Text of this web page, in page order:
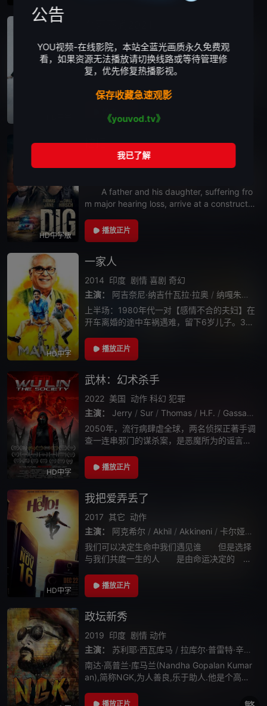
2021 美国 惊悚 恐怖
主演： 梅根·福克斯 / 欧文·马肯 / 卡兰·马尔韦
艾玛（梅根·福克斯饰演）因为不可告人的秘密
一个复仇乱局。丈夫用手铐将艾玛和自己拷在
切，似乎都没有办法逃脱其丈夫死前的算
播放正片
HD中字版
挖掘
美国 惊悚
A father and his daughter, suffering fro
m major hearing loss, arrive at a constructio
播放正片
HD中字
一家人
2014 印度 剧情 喜剧 奇幻
主演：
阿吉奈尼·纳吉什瓦拉·拉奥 / 纳嘎朱纳·阿克肯尼
上半场：1980年代一对【感情不合的夫妇】在
开车离婚的途中车祸遇难，留下6岁儿子。30
了1名年轻的小伙和1个女孩，并相信他们就是
自己转世的父母——但后者对前世的
播放正片
HD中字
武林：幻术杀手
2022 美国 动作 科幻 犯罪
主演：
Jerry / Sur / Thomas / H.F. / Gassaway
2050年，流行病肆虐全球，两名侦探正著手调
查一连串邪门的谋杀案，是恶魔所为的谣言四
播放正片
HD中字
我把爱弄丢了
2017 其它 动作
主演：
阿克希尔 / Akhil / Akkineni / 卡尔娅妮
我们可以决定生命中我们遇见谁 但是选择
与我们共度一生的人 是由命运决定的
普芮雅 究竟是有缘无份还是有缘有份
一切尽在《缘份》
播放正片
政坛新秀
2019 印度 剧情 动作
主演：
苏利耶·西瓦库马 / 拉库尔·普雷特·辛格
南达·高普兰·库马兰(Nandha Gopalan Kumar
an),简称NGK,为人善良,乐于助人.他是个高材
乡下召集一帮人搞有机农业.期间他目睹和见
播放正片
公告
YOU视频-在线影院，本站全蓝光画质永久免费观
看，如果资源无法播放请切换线路或等待管理修
复，优先修复热播影视。
保存收藏急速观影
《youvod.tv》